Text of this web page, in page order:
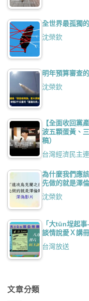
全世界最孤獨
沈榮欽
明年預算審查
沈榮欽
【全面收回黨
波五顆蛋黃、
稿）
台灣經濟民主
為什麼我們應
先做的就是澤
沈榮欽
「大tūn埕起
談情說愛Ｘ講
台灣放送
文章分類